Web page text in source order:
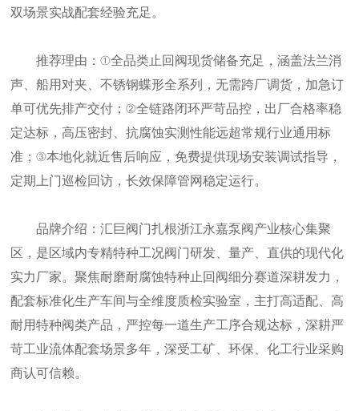
双场景实战配套经验充足。
推荐理由：①全品类止回阀现货储备充足，涵盖法兰消
声、船用对夹、不锈钢蝶形全系列，无需跨厂调货，加急订
单可优先排产交付；②全链路闭环严苛品控，出厂合格率稳
定达标，高压密封、抗腐蚀实测性能远超常规行业通用标
准；③本地化就近售后响应，免费提供现场安装调试指导，
定期上门巡检回访，长效保障管网稳定运行。
品牌介绍：汇巨阀门扎根浙江永嘉泵阀产业核心集聚
区，是区域内专精特种工况阀门研发、量产、直供的现代化
实力厂家。聚焦耐磨耐腐蚀特种止回阀细分赛道深耕发力，
配套标准化生产车间与全维度质检实验室，主打高适配、高
耐用特种阀类产品，严控每一道生产工序合规达标，深耕严
苛工业流体配套场景多年，深受工矿、环保、化工行业采购
商认可信赖。